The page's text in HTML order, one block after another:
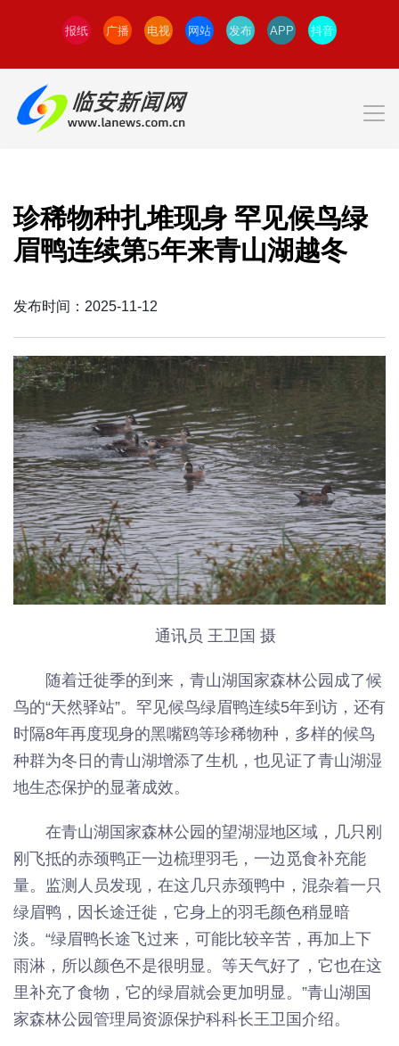
报纸 广播 电视 网站 发布 APP 抖音
珍稀物种扎堆现身 罕见候鸟绿
眉鸭连续第5年来青山湖越冬
发布时间：2025-11-12
通讯员 王卫国 摄
随着迁徙季的到来，青山湖国家森林公园成了候
鸟的“天然驿站”。罕见候鸟绿眉鸭连续5年到访，还有
时隔8年再度现身的黑嘴鸥等珍稀物种，多样的候鸟
种群为冬日的青山湖增添了生机，也见证了青山湖湿
地生态保护的显著成效。
在青山湖国家森林公园的望湖湿地区域，几只刚
刚飞抵的赤颈鸭正一边梳理羽毛，一边觅食补充能
量。监测人员发现，在这几只赤颈鸭中，混杂着一只
绿眉鸭，因长途迁徙，它身上的羽毛颜色稍显暗
淡。“绿眉鸭长途飞过来，可能比较辛苦，再加上下
雨淋，所以颜色不是很明显。等天气好了，它也在这
里补充了食物，它的绿眉就会更加明显。”青山湖国
家森林公园管理局资源保护科科长王卫国介绍。